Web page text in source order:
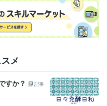
メ
すか？
記事